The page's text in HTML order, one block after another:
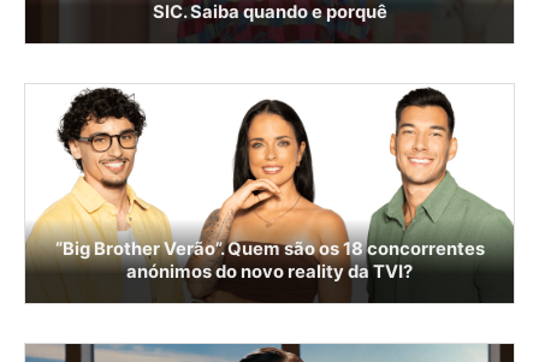
SIC. Saiba quando e porquê
“Big Brother Verão”. Quem são os 18 concorrentes
anónimos do novo reality da TVI?